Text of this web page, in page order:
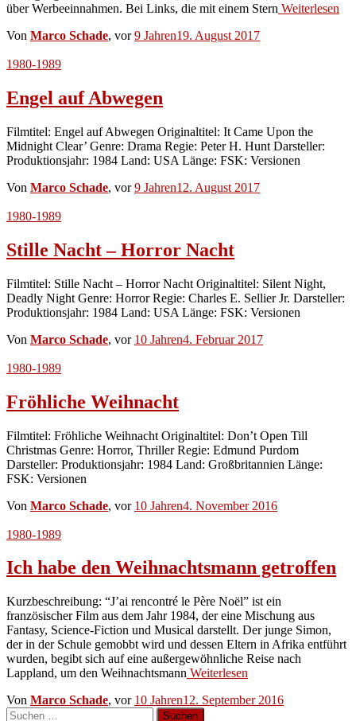
über Werbeeinnahmen. Bei Links, die mit einem Stern Weiterlesen
Von Marco Schade, vor9 Jahren19. August 2017
1980-1989
Engel auf Abwegen
Filmtitel: Engel auf Abwegen Originaltitel: It Came Upon the
Midnight Clear’ Genre: Drama Regie: Peter H. Hunt Darsteller:
Produktionsjahr: 1984 Land: USA Länge: FSK: Versionen
Von Marco Schade, vor9 Jahren12. August 2017
1980-1989
Stille Nacht – Horror Nacht
Filmtitel: Stille Nacht – Horror Nacht Originaltitel: Silent Night,
Deadly Night Genre: Horror Regie: Charles E. Sellier Jr. Darsteller:
Produktionsjahr: 1984 Land: USA Länge: FSK: Versionen
Von Marco Schade, vor 10 Jahren4. Februar 2017
1980-1989
Fröhliche Weihnacht
Filmtitel: Fröhliche Weihnacht Originaltitel: Don’t Open Till
Christmas Genre: Horror, Thriller Regie: Edmund Purdom
Darsteller: Produktionsjahr: 1984 Land: Großbritannien Länge:
FSK: Versionen
Von Marco Schade, vor 10 Jahren4. November 2016
1980-1989
Ich habe den Weihnachtsmann getroffen
Kurzbeschreibung: “J’ai rencontré le Père Noël” ist ein
französischer Film aus dem Jahr 1984, der eine Mischung aus
Fantasy, Science-Fiction und Musical darstellt. Der junge Simon,
der in der Schule gemobbt wird und dessen Eltern in Afrika entführt
wurden, begibt sich auf eine außergewöhnliche Reise nach
Lappland, um den Weihnachtsmann Weiterlesen
Von Marco Schade, vor 10 Jahren12. September 2016
Suchen